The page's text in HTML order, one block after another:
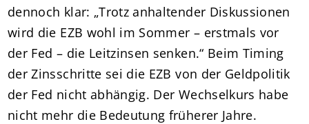
dennoch klar: „Trotz anhaltender Diskussionen
wird die EZB wohl im Sommer – erstmals vor
der Fed – die Leitzinsen senken.“ Beim Timing
der Zinsschritte sei die EZB von der Geldpolitik
der Fed nicht abhängig. Der Wechselkurs habe
nicht mehr die Bedeutung früherer Jahre.